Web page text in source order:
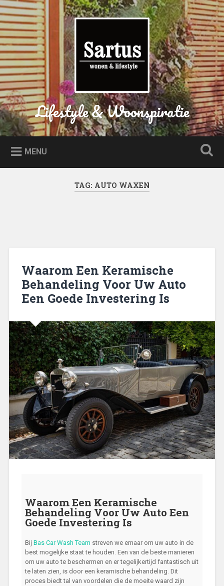
Naar
de
inhoud
springen
Zoeken
Lifestyle & Woonspiratie
MENU
TAG: AUTO WAXEN
Waarom Een Keramische
Behandeling Voor Uw Auto
Een Goede Investering Is
Waarom Een Keramische
Behandeling Voor Uw Auto Een
Goede Investering Is
Bij Bas Car Wash Team streven we ernaar om uw auto in de
best mogelijke staat te houden. Een van de beste manieren
om uw auto te beschermen en er tegelijkertijd fantastisch uit
te laten zien, is door een keramische behandeling. Dit
proces biedt tal van voordelen die de moeite waard zijn